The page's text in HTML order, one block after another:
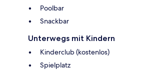
Poolbar
Snackbar
Unterwegs mit Kindern
Kinderclub (kostenlos)
Spielplatz